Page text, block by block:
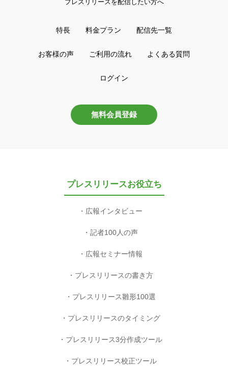
プレスリリースを配信したい方へ
特長 料金プラン 配信先一覧
お客様の声 ご利用の流れ よくある質問
ログイン
無料会員登録
プレスリリースお役立ち
広報インタビュー
記者100人の声
広報セミナー情報
プレスリリースの書き方
プレスリリース雛形100選
プレスリリースのタイミング
プレスリリース3分作成ツール
プレスリリース校正ツール